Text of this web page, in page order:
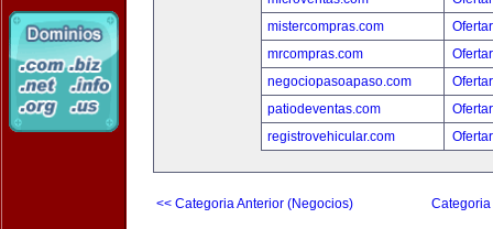
mistercompras.com
mrcompras.com
negociopasoapaso.com
patiodeventas.com
registrovehicular.com
<< Categoria Anterior (Negocios)